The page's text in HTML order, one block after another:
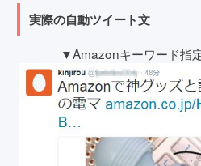
実際の自動ツイート文
▼Amazonキーワード指